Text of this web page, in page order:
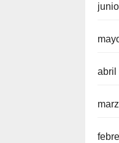
abril